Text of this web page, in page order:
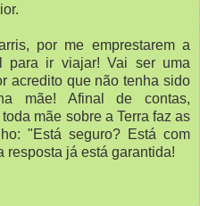
por me emprestarem a
para ir viajar! Vai ser uma
acredito que não tenha sido
mãe! Afinal de contas,
mãe sobre a Terra faz as
"Está seguro? Está com
resposta já está garantida!